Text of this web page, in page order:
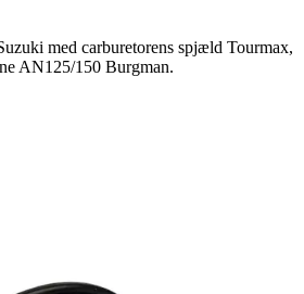
med carburetorens spjæld Tourmax,
AN125/150 Burgman.